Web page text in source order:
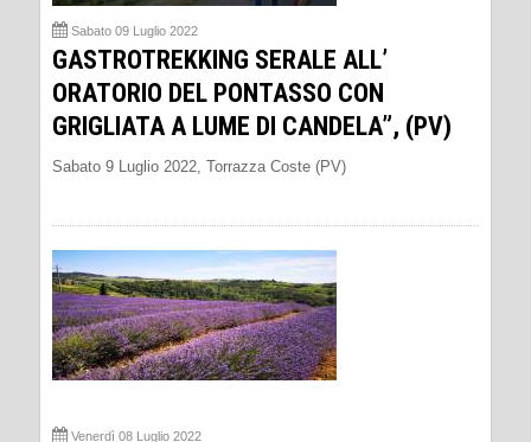
Sabato 09 Luglio 2022
GASTROTREKKING SERALE ALL’
ORATORIO DEL PONTASSO CON
GRIGLIATA A LUME DI CANDELA”, (PV)
Sabato 9 Luglio 2022, Torrazza Coste (PV)
Venerdì 08 Luglio 2022